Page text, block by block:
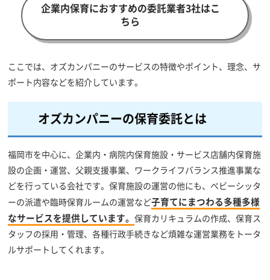
企業内保育におすすめの委託業者3社はこ
ちら
ここでは、オズカンパニーのサービスの特徴やポイント、理念、サ
ポート内容などを紹介しています。
オズカンパニーの保育委託とは
福岡市を中心に、企業内・病院内保育施設・サービス店舗内保育施
設の企画・運営、父親支援事業、ワークライフバランス推進事業な
どを行っている会社です。保育施設の運営の他にも、ベビーシッタ
ーの派遣や臨時保育ルームの運営など子育てにまつわる多種多様
なサービスを提供しています。保育カリキュラムの作成、保育ス
タッフの採用・管理、各種行政手続きなど煩雑な運営業務をトータ
ルサポートしてくれます。